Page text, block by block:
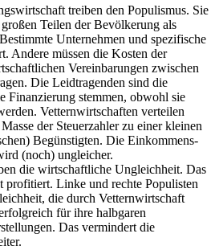
treiben den Populismus. Sie
Teilen der Bevölkerung als
Unternehmen und spezifische
Andere müssen die Kosten der
Vereinbarungen zwischen
Die Leidtragenden sind die
Finanzierung stemmen, obwohl sie
Vetternwirtschaften verteilen
der Steuerzahler zu einer kleinen
Begünstigten. Die Einkommens-
(noch) ungleicher.
die wirtschaftliche Ungleichheit. Das
profitiert. Linke und rechte Populisten
die durch Vetternwirtschaft
für ihre halbgaren
Das vermindert die